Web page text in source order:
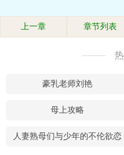
上一章 章节列表
豪乳老师刘艳
母上攻略
人妻熟母们与少年的不伦欲恋